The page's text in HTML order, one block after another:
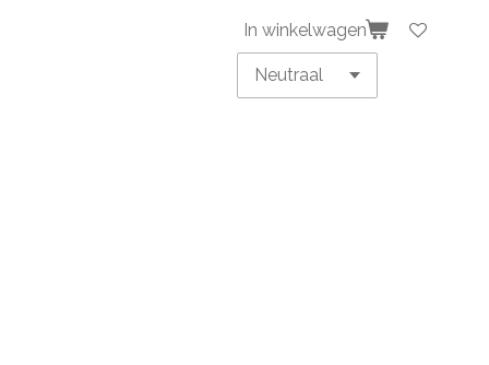
In winkelwagen